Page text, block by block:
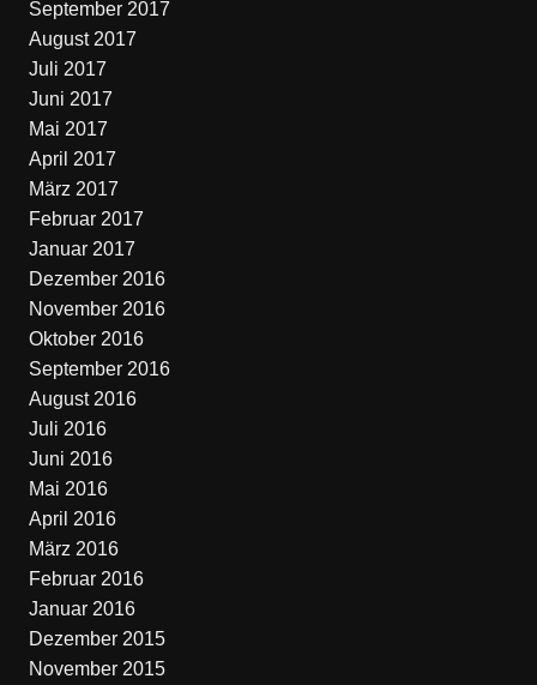
September 2017
August 2017
Juli 2017
Juni 2017
Mai 2017
April 2017
März 2017
Februar 2017
Januar 2017
Dezember 2016
November 2016
Oktober 2016
September 2016
August 2016
Juli 2016
Juni 2016
Mai 2016
April 2016
März 2016
Februar 2016
Januar 2016
Dezember 2015
November 2015